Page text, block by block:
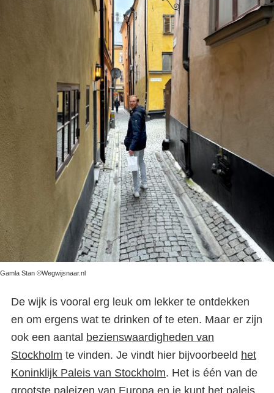
Gamla Stan ©Wegwijsnaar.nl
De wijk is vooral erg leuk om lekker te ontdekken
en om ergens wat te drinken of te eten. Maar er zijn
ook een aantal bezienswaardigheden van
Stockholm te vinden. Je vindt hier bijvoorbeeld het
Koninklijk Paleis van Stockholm. Het is één van de